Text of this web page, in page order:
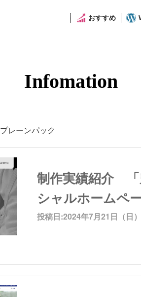
おすすめ
Infomation
プレーンパック
制作実績紹介 「
シャルホームペ
投稿日:2024年7月21日（日）